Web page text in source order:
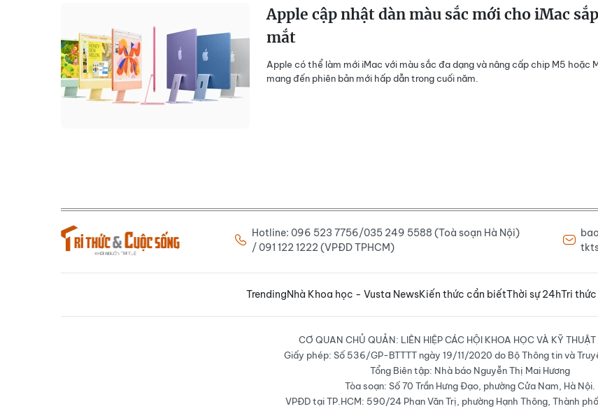
Apple cập nhật dàn màu sắc mới cho iMac
mắt
Apple có thể làm mới iMac với màu sắc đa dạng và nâng cấp chip M5 hoặc
mang đến phiên bản mới hấp dẫn trong cuối năm.
Hotline: 096 523 7756/035 249 5588 (Toà soạn Hà Nội)
/ 091 122 1222 (VPĐD TPHCM)
TrendingNhà Khoa học - Vusta NewsKiến thức cần biếtThời sự 24hTri
CƠ QUAN CHỦ QUẢN: LIÊN HIỆP CÁC HỘI KHOA HỌC VÀ KỸ THUẬT
Giấy phép: Số 536/GP-BTTTT ngày 19/11/2020 do Bộ Thông tin và
Tổng Biên tập: Nhà báo Nguyễn Thị Mai Hương
Tòa soạn: Số 70 Trần Hưng Đạo, phường Cửa Nam, Hà Nội.
VPĐD tại TP.HCM: 590/24 Phan Văn Trị, phường Hạnh Thông, Thành phố